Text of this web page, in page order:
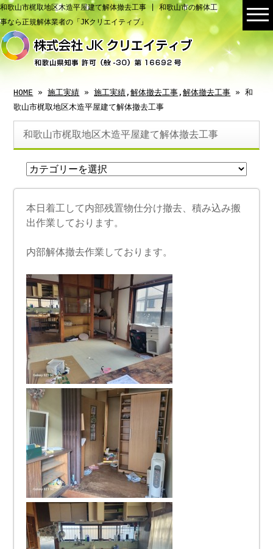
和歌山市梶取地区木造平屋建て解体撤去工事 | 和歌山市の解体工
事なら正規解体業者の「JKクリエイティブ」
HOME »施工実績 »施工実績 ,解体撤去工事 ,解体撤去工事 » 和
歌山市梶取地区木造平屋建て解体撤去工事
和歌山市梶取地区木造平屋建て解体撤去工事
本日着工して内部残置物仕分け撤去、積み込み搬
出作業しております。
内部解体撤去作業しております。